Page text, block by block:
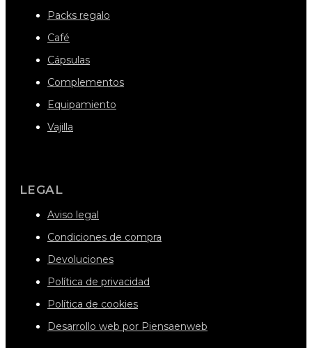
Packs regalo
Café
Cápsulas
Complementos
Equipamiento
Vajilla
LEGAL
Aviso legal
Condiciones de compra
Devoluciones
Política de privacidad
Política de cookies
Desarrollo web por Piensaenweb